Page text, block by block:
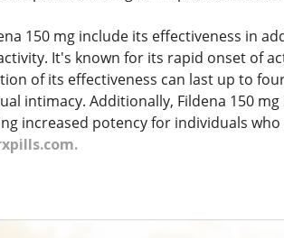
150 mg include its effectiveness in
It's known for its rapid onset of
of its effectiveness can last up to
intimacy. Additionally, Fildena 150
increased potency for individuals